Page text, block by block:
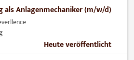
als Anlagenmechaniker (m/w/d)
Heute veröffentlicht